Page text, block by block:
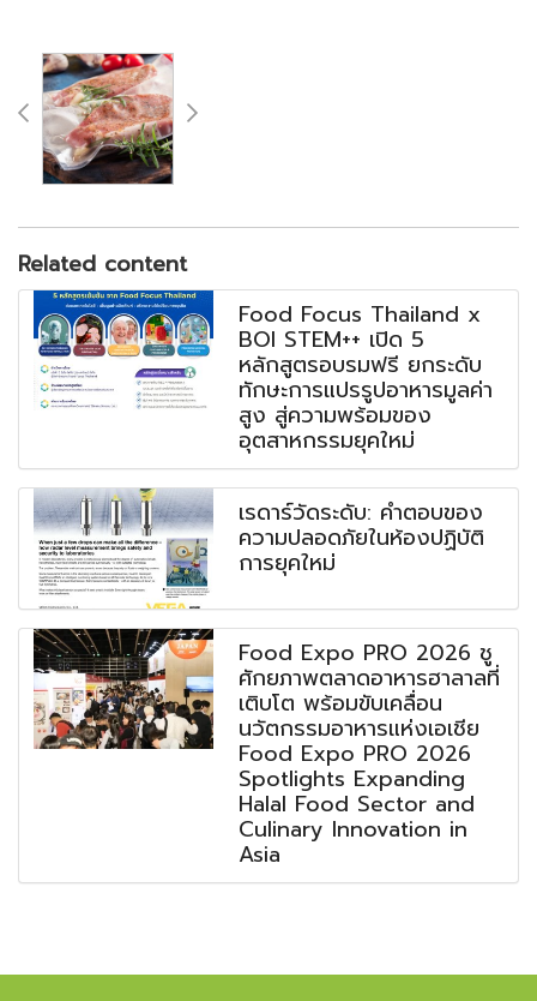
Related content
Food Focus Thailand x
BOI STEM++ เปิด 5
หลักสูตรอบรมฟรี ยกระดับ
ทักษะการแปรรูปอาหารมูลค่า
สูง สู่ความพร้อมของ
อุตสาหกรรมยุคใหม่
เรดาร์วัดระดับ: คำตอบของ
ความปลอดภัยในห้องปฏิบัติ
การยุคใหม่
Food Expo PRO 2026 ชู
ศักยภาพตลาดอาหารฮาลาลที่
เติบโต พร้อมขับเคลื่อน
นวัตกรรมอาหารแห่งเอเชีย
Food Expo PRO 2026
Spotlights Expanding
Halal Food Sector and
Culinary Innovation in
Asia